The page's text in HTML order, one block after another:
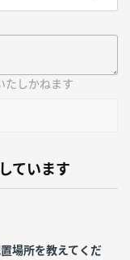
たしかねます
ています
場所を教えてくだ